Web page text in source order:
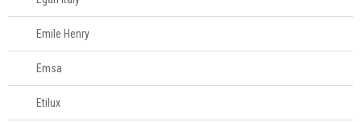
Pipoqueiras
Processadores
Sanduicheiras e
Emile Henry
Emsa
Etilux